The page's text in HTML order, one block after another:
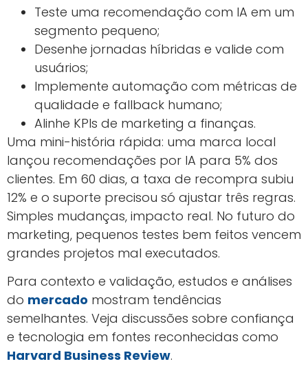
Teste uma recomendação com IA em um
segmento pequeno;
Desenhe jornadas híbridas e valide com
usuários;
Implemente automação com métricas de
qualidade e fallback humano;
Alinhe KPIs de marketing a finanças.
Uma mini-história rápida: uma marca local
lançou recomendações por IA para 5% dos
clientes. Em 60 dias, a taxa de recompra subiu
12% e o suporte precisou só ajustar três regras.
Simples mudanças, impacto real. No futuro do
marketing, pequenos testes bem feitos vencem
grandes projetos mal executados.
Para contexto e validação, estudos e análises
do mercado mostram tendências
semelhantes. Veja discussões sobre confiança
e tecnologia em fontes reconhecidas como
Harvard Business Review.